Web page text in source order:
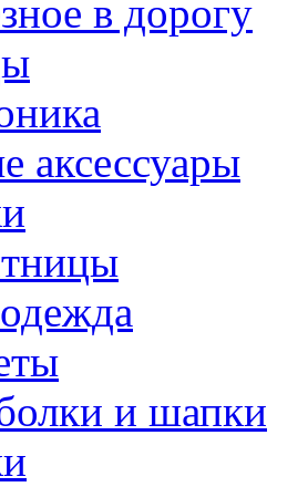
в дорогу
аксессуары
и шапки